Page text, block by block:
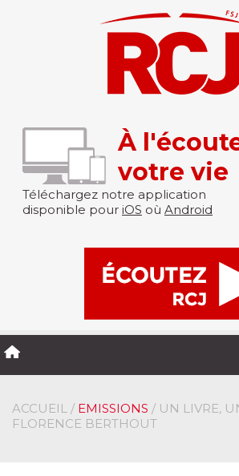
À
votre vie
Téléchargez notre application
disponible pour iOS où Android
ACCUEIL / EMISSIONS / UN LIVRE,
FLORENCE BERTHOUT